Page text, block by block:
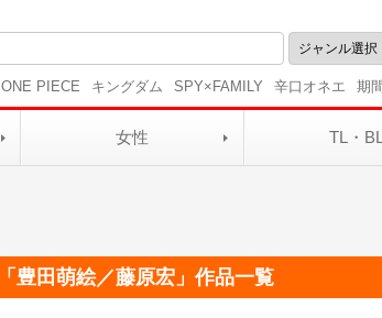
ONE PIECE キングダム SPY×FAMILY 辛口オネエ 期
女性 TL・
「 豊田萌絵／藤原宏」作品一覧